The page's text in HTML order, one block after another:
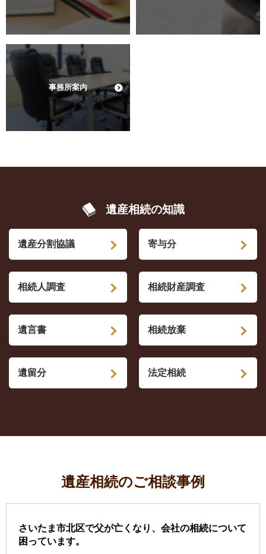
事務所案内
遺産相続の知識
遺産分割協議 寄与分
相続人調査 相続財産調査
遺言書 相続放棄
遺留分 法定相続
遺産相続のご相談事例
さいたま市北区で父が亡くなり、会社の相続について
困っています。